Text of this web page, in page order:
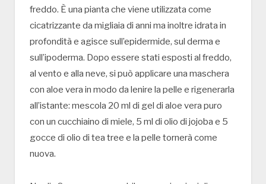
freddo. È una pianta che viene utilizzata come
cicatrizzante da migliaia di anni ma inoltre idrata in
profondità e agisce sull’epidermide, sul derma e
sull’ipoderma. Dopo essere stati esposti al freddo,
al vento e alla neve, si può applicare una maschera
con aloe vera in modo da lenire la pelle e rigenerarla
all’istante: mescola 20 ml di gel di aloe vera puro
con un cucchiaino di miele, 5 ml di olio di jojoba e 5
gocce di olio di tea tree e la pelle tornerà come
nuova.